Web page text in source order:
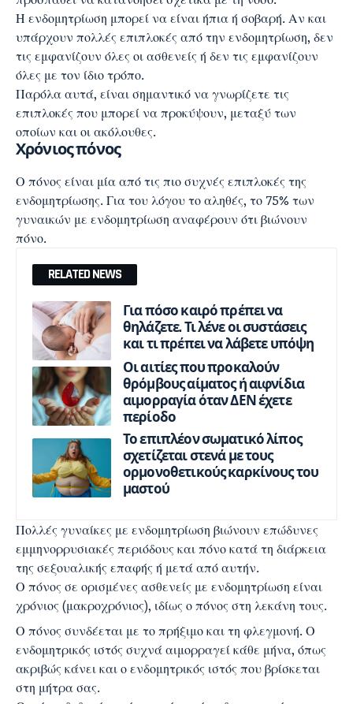
Η ενδομητρίωση μπορεί να είναι ήπια ή σοβαρή. Αν και
υπάρχουν πολλές επιπλοκές από την ενδομητρίωση, δεν
τις εμφανίζουν όλες οι ασθενείς ή δεν τις εμφανίζουν
όλες με τον ίδιο τρόπο.
Παρόλα αυτά, είναι σημαντικό να γνωρίζετε τις
επιπλοκές που μπορεί να προκύψουν, μεταξύ των
οποίων και οι ακόλουθες.
Χρόνιος πόνος
Ο πόνος είναι μία από τις πιο συχνές επιπλοκές της
ενδομητρίωσης. Για του λόγου το αληθές, το 75% των
γυναικών με ενδομητρίωση αναφέρουν ότι βιώνουν
πόνο.
RELATED NEWS
Για πόσο καιρό πρέπει να
θηλάζετε. Τι λένε οι συστάσεις
και τι πρέπει να λάβετε υπόψη
Οι αιτίες που προκαλούν
θρόμβους αίματος ή αιφνίδια
αιμορραγία όταν ΔΕΝ έχετε
περίοδο
Το επιπλέον σωματικό λίπος
σχετίζεται στενά με τους
ορμονοθετικούς καρκίνους του
μαστού
Πολλές γυναίκες με ενδομητρίωση βιώνουν επώδυνες
εμμηνορρυσιακές περιόδους και πόνο κατά τη διάρκεια
της σεξουαλικής επαφής ή μετά από αυτήν.
Ο πόνος σε ορισμένες ασθενείς με ενδομητρίωση είναι
χρόνιος (μακροχρόνιος), ιδίως ο πόνος στη λεκάνη τους.
Ο πόνος συνδέεται με το πρήξιμο και τη φλεγμονή. Ο
ενδομητρικός ιστός συχνά αιμορραγεί κάθε μήνα, όπως
ακριβώς κάνει και ο ενδομητρικός ιστός που βρίσκεται
στη μήτρα σας.